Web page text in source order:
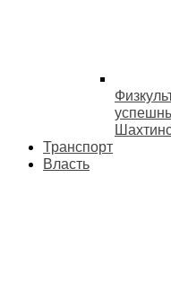
Транспорт
Власть